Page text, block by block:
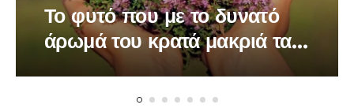
Το φυτό που με το δυνατό
άρωμά του κρατά μακριά τα
κουνούπια